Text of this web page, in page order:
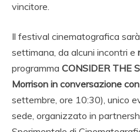
vincitore.
Il festival cinematografica
settimana, da alcuni incontri e
programma CONSIDER THE
Morrison in conversazione
settembre, ore 10:30), unico
sede, organizzato in